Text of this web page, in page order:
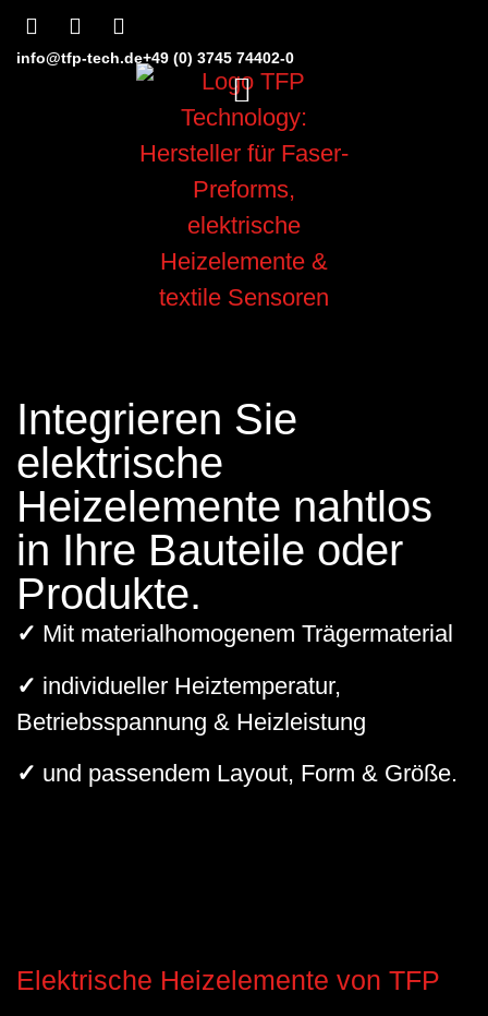
info@tfp-tech.de+49 (0) 3745 74402-0
Integrieren Sie
elektrische
Heizelemente nahtlos
in Ihre Bauteile oder
Produkte.
✓ Mit materialhomogenem Trägermaterial
✓ individueller Heiztemperatur,
Betriebsspannung & Heizleistung
✓ und passendem Layout, Form & Größe.
Elektrische Heizelemente von TFP